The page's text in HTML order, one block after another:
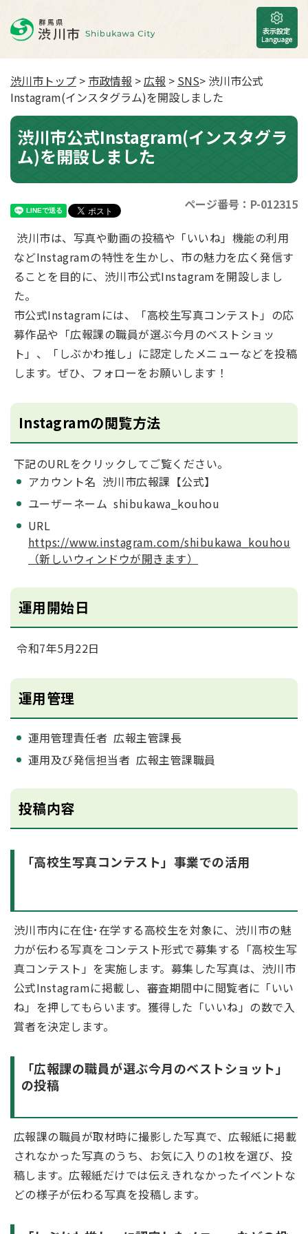
渋川市トップ > 市政情報 >広報 > SNS> 渋川市公式
Instagram(インスタグラム)を開設しました
渋川市公式Instagram(インスタグラ
ム)を開設しました
ページ番号：P-012315
渋川市は、写真や動画の投稿や「いいね」機能の利用
などInstagramの特性を生かし、市の魅力を広く発信す
ることを目的に、渋川市公式Instagramを開設しまし
た。
市公式Instagramには、「高校生写真コンテスト」の応
募作品や「広報課の職員が選ぶ今月のベストショッ
ト」、「しぶかわ推し」に認定したメニューなどを投稿
します。ぜひ、フォローをお願いします！
Instagramの閲覧方法
下記のURLをクリックしてご覧ください。
アカウント名 渋川市広報課【公式】
ユーザーネーム shibukawa_kouhou
URL
https://www.instagram.com/shibukawa_kouhou
（新しいウィンドウが開きます）
運用開始日
令和7年5月22日
運用管理
運用管理責任者 広報主管課長
運用及び発信担当者 広報主管課職員
投稿内容
「高校生写真コンテスト」事業での活用
渋川市内に在住･在学する高校生を対象に、渋川市の魅
力が伝わる写真をコンテスト形式で募集する「高校生写
真コンテスト」を実施します。募集した写真は、渋川市
公式Instagramに掲載し、審査期間中に閲覧者に「いい
ね」を押してもらいます。獲得した「いいね」の数で入
賞者を決定します。
「広報課の職員が選ぶ今月のベストショット」
の投稿
広報課の職員が取材時に撮影した写真で、広報紙に掲載
されなかった写真のうち、お気に入りの1枚を選び、投
稿します。広報紙だけでは伝えきれなかったイベントな
どの様子が伝わる写真を投稿します。